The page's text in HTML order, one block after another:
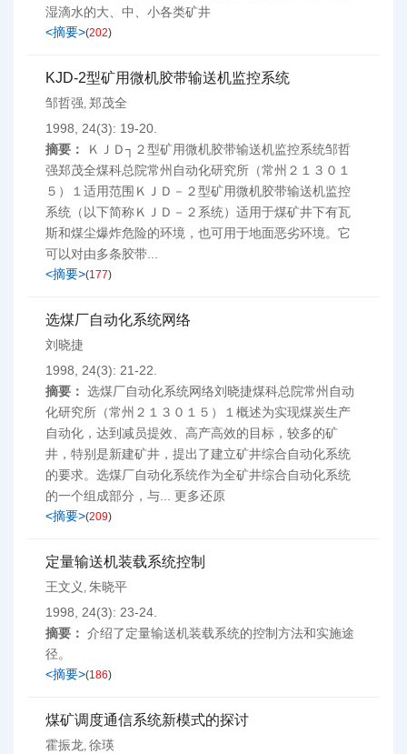
湿滴水的大、中、小各类矿井
<摘要>(202)
KJD-2型矿用微机胶带输送机监控系统
邹哲强, 郑茂全
1998, 24(3): 19-20.
摘要：
ＫＪＤ┐２型矿用微机胶带输送机监控系统邹哲
强郑茂全煤科总院常州自动化研究所（常州２１３０１
５）１适用范围ＫＪＤ－２型矿用微机胶带输送机监控
系统（以下简称ＫＪＤ－２系统）适用于煤矿井下有瓦
斯和煤尘爆炸危险的环境，也可用于地面恶劣环境。它
可以对由多条胶带...
<摘要>(177)
选煤厂自动化系统网络
刘晓捷
1998, 24(3): 21-22.
摘要： 选煤厂自动化系统网络刘晓捷煤科总院常州自动
化研究所（常州２１３０１５）１概述为实现煤炭生产
自动化，达到减员提效、高产高效的目标，较多的矿
井，特别是新建矿井，提出了建立矿井综合自动化系统
的要求。选煤厂自动化系统作为全矿井综合自动化系统
的一个组成部分，与... 更多还原
<摘要>(209)
定量输送机装载系统控制
王文义 , 朱晓平
1998, 24(3): 23-24.
摘要： 介绍了定量输送机装载系统的控制方法和实施途
径。
<摘要>(186)
煤矿调度通信系统新模式的探讨
霍振龙, 徐瑛